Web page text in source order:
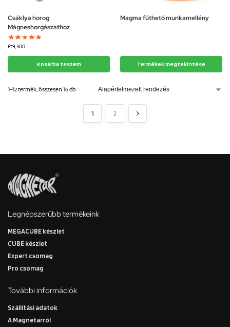
Csáklya horog
Mágneshorgászathoz
Ft9,300
Kosárba teszem
Magma fűthető munkamellény
Termékek megtekintése
1–12 termék, összesen 16 db
1 2
Legnépszerűbb termékeink
MEGACUBE készlet
CUBE készlet
Expert csomag
Pro csomag
További információk
Szállítási adatok
A Magnetarról